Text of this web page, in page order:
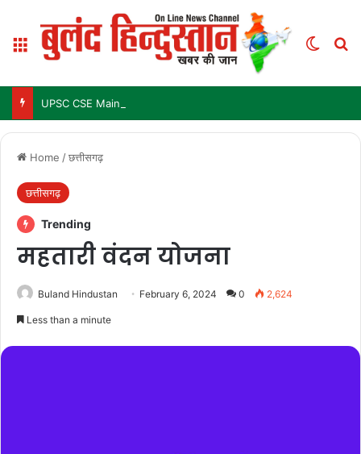
Menu
Home /छत्तीसगढ़
छत्तीसगढ़
Trending
महतारी वंदन योजना
Buland Hindustan February 6, 2024 0 2,624
Less than a minute